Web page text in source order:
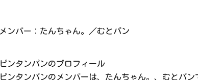
メンバー：たんちゃん。／むとパン
ピンタンパンのプロフィール
ピンタンパンのメンバーは、たんちゃん。、むとパ